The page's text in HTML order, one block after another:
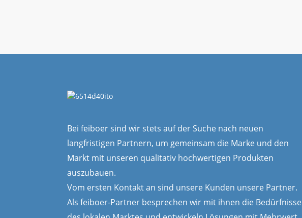
Bei feiboer sind wir stets auf der Suche nach neuen
langfristigen Partnern, um gemeinsam die Marke und den
Markt mit unseren qualitativ hochwertigen Produkten
auszubauen.
Vom ersten Kontakt an sind unsere Kunden unsere Partner.
Als feiboer-Partner besprechen wir mit ihnen die Bedürfnisse